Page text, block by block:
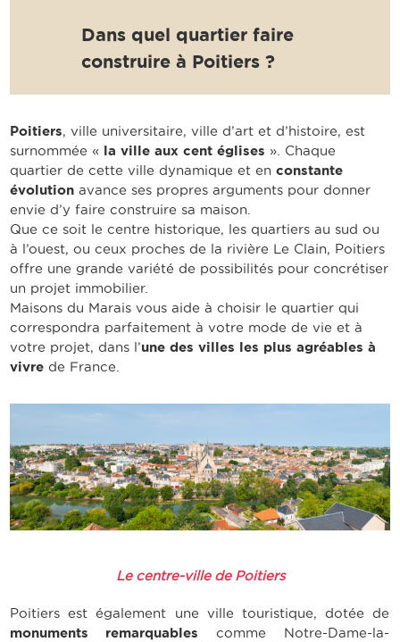
Dans quel quartier faire
construire à Poitiers ?
Poitiers, ville universitaire, ville d’art et d’histoire, est
surnommée « la ville aux cent églises ». Chaque
quartier de cette ville dynamique et enconstante
évolutionavance ses propres arguments pour donner
envie d’y faire construire sa maison.
Que ce soit le centre historique, les quartiers au sud ou
à l’ouest, ou ceux proches de la rivière Le Clain, Poitiers
offre une grande variété de possibilités pour concrétiser
un projet immobilier.
Maisons du Marais vous aide à choisir le quartier qui
correspondra parfaitement à votre mode de vie et à
votre projet, dans l’une des villes les plus agréables à
vivrede France.
Le centre-ville de Poitiers
Poitiers est également une ville touristique, dotée de
monuments remarquables comme Notre-Dame-la-